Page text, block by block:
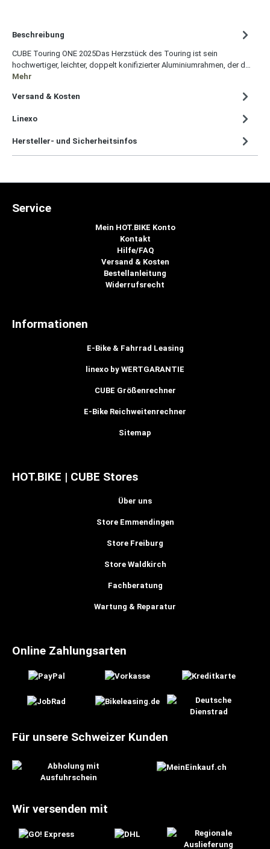
Beschreibung
CUBE Touring ONE 2025Das Herzstück des Touring ist sein
hochwertiger, leichter, doppelt konifizierter Aluminiumrahmen, der d…
Mehr
Versand & Kosten
Linexo
Hersteller- und Sicherheitsinfos
Service
Mein HOT.BIKE Konto
Kontakt
Hilfe/FAQ
Versand & Kosten
Bestellanleitung
Widerrufsrecht
Informationen
E-Bike & Fahrrad Leasing
linexo by WERTGARANTIE
CUBE Größenrechner
E-Bike Reichweitenrechner
Sitemap
HOT.BIKE | CUBE Stores
Über uns
Store Emmendingen
Store Freiburg
Store Waldkirch
Fachberatung
Wartung & Reparatur
Online Zahlungsarten
Für unsere Schweizer Kunden
Wir versenden mit